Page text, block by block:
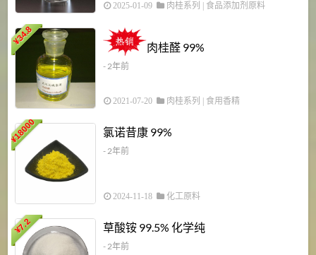
2025-01-09 肉桂系列 食品添加剂原料
¥
34.8
肉桂醛 99%
- 2年前
2021-07-20 肉桂系列 食用香精
¥
18000 氯诺昔康 99%
- 2年前
2024-11-18 化工原料
¥
7.2 草酸铵 99.5% 化学纯
- 2年前